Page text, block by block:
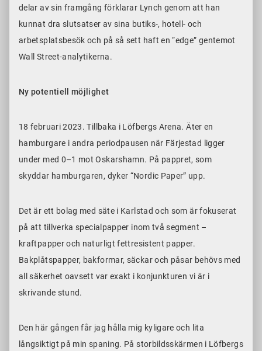
delar av sin framgång förklarar Lynch genom att han
kunnat dra slutsatser av sina butiks-, hotell- och
arbetsplatsbesök och på så sett haft en “edge” gentemot
Wall Street-analytikerna.
Ny potentiell möjlighet
18 februari 2023. Tillbaka i Löfbergs Arena. Äter en
hamburgare i andra periodpausen när Färjestad ligger
under med 0–1 mot Oskarshamn. På pappret, som
skyddar hamburgaren, dyker “Nordic Paper” upp.
Det är ett bolag med säte i Karlstad och som är fokuserat
på att tillverka specialpapper inom två segment –
kraftpapper och naturligt fettresistent papper.
Bakplåtspapper, bakformar, säckar och påsar behövs med
all säkerhet oavsett var exakt i konjunkturen vi är i
skrivande stund.
Den här gången får jag hålla mig kyligare och lita
långsiktigt på min spaning. På storbildsskärmen i Löfbergs